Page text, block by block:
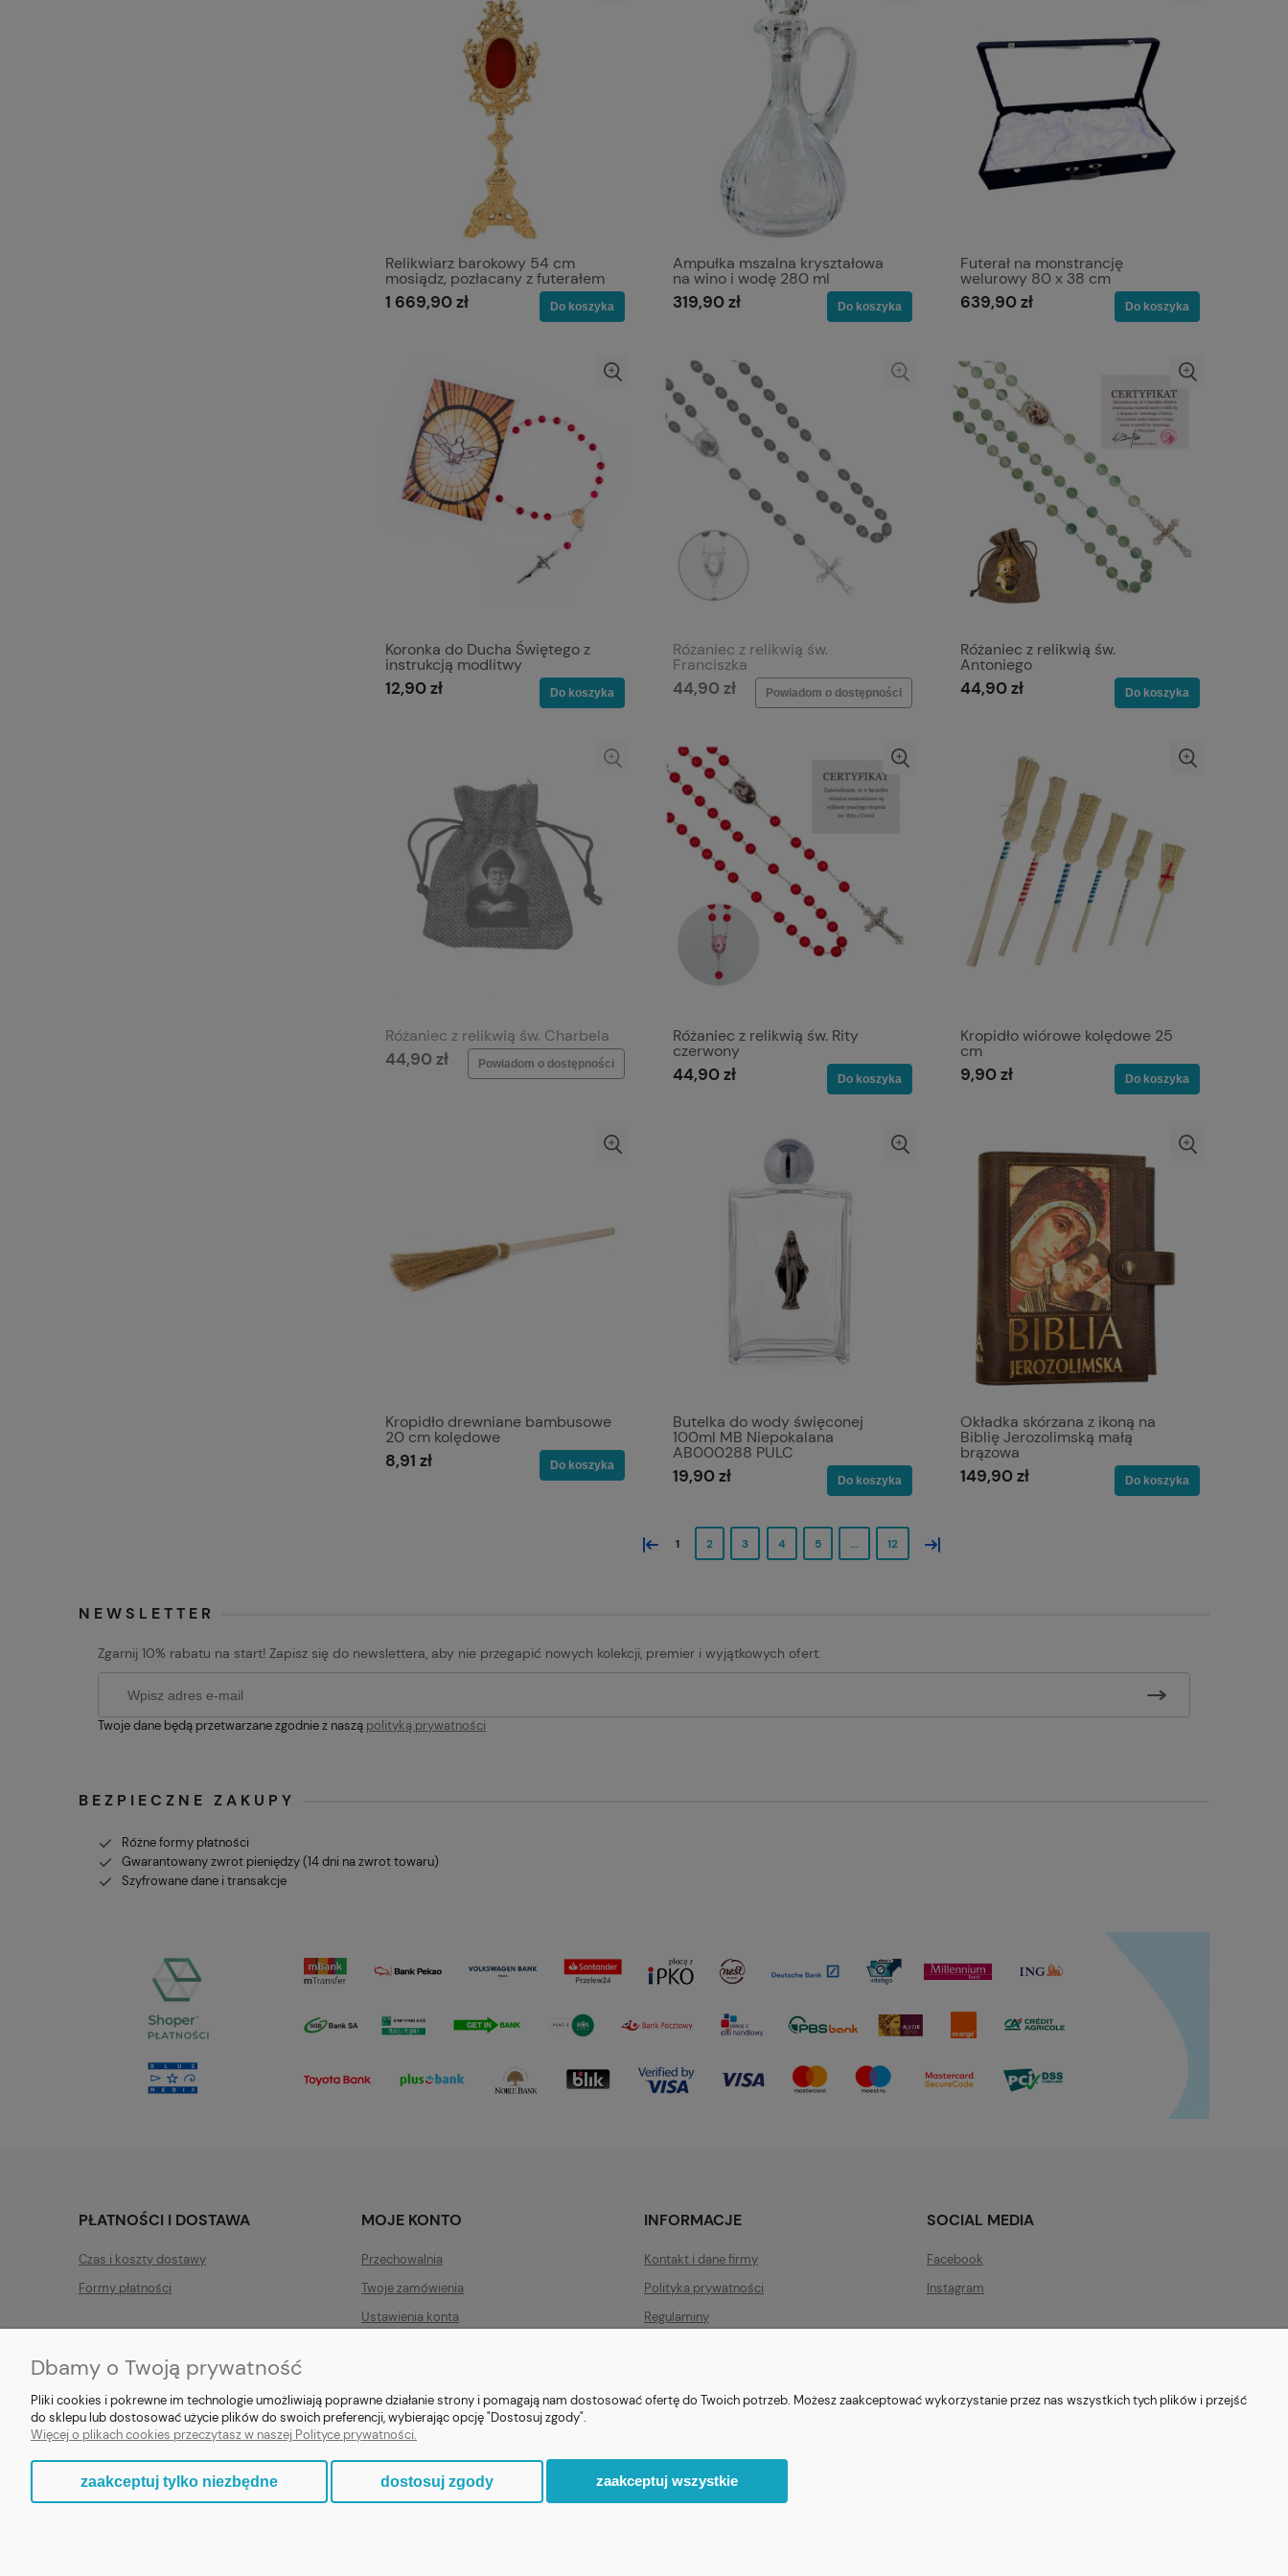
Relikwiarz barokowy 54 cm
mosiądz, pozłacany z futerałem
1 669,90 zł Do koszyka
Ampułka mszalna kryształowa
na wino i wodę 280 ml
319,90 zł Do koszyka
Futerał na monstrancję
welurowy 80 x 38 cm
639,90 zł Do koszyka
Koronka do Ducha Świętego z
instrukcją modlitwy
12,90 zł Do koszyka
Różaniec z relikwią św.
Franciszka
44,90 zł Powiadom o dostępności
Różaniec z relikwią św.
Antoniego
44,90 zł Do koszyka
Różaniec z relikwią św. Charbela
44,90 zł Powiadom o dostępności
Różaniec z relikwią św. Rity
czerwony
44,90 zł Do koszyka
Kropidło wiórowe kolędowe 25
cm
9,90 zł Do koszyka
Kropidło drewniane bambusowe
20 cm kolędowe
8,91 zł Do koszyka
Butelka do wody święconej
100ml MB Niepokalana
AB000288 PULC
19,90 zł Do koszyka
Okładka skórzana z ikoną na
Biblię Jerozolimską małą
brązowa
149,90 zł Do koszyka
« 1 2 3 4 5 ... 12 »
NEWSLETTER
Zgarnij 10% rabatu na start! Zapisz się do newslettera, aby nie przegapić nowych kolekcji, premier i wyjątkowych ofert.
Twoje dane będą przetwarzane zgodnie z naszą polityką prywatności
BEZPIECZNE ZAKUPY
Różne formy płatności
Gwarantowany zwrot pieniędzy (14 dni na zwrot towaru)
Szyfrowane dane i transakcje
PŁATNOŚCI I DOSTAWA
Czas i koszty dostawy
Formy płatności
MOJE KONTO
Przechowalnia
Twoje zamówienia
Ustawienia konta
INFORMACJE
Kontakt i dane firmy
Polityka prywatności
Regulaminy
SOCIAL MEDIA
Facebook
Instagram
E-prezent.org|sprzedaz@e-prezent.org.pl| Tel.:511546060
Dbamy o Twoją prywatność
Pliki cookies i pokrewne im technologie umożliwiają poprawne działanie strony i pomagają nam dostosować ofertę do Twoich potrzeb. Możesz zaakceptować wykorzystanie przez nas wszystkich tych plików i przejść
do sklepu lub dostosować użycie plików do swoich preferencji, wybierając opcję "Dostosuj zgody".
Więcej o plikach cookies przeczytasz w naszej Polityce prywatności.
zaakceptuj tylko niezbędne dostosuj zgody zaakceptuj wszystkie